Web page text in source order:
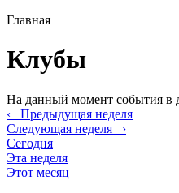
Главная
Клубы
На данный момент события в
‹ Предыдущая неделя
Следующая неделя ›
Сегодня
Эта неделя
Этот месяц